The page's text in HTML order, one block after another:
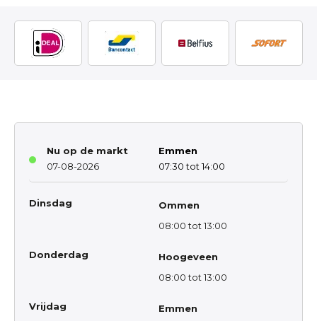
Nu op de markt
07-08-2026
Emmen
07:30 tot 14:00
Dinsdag
Ommen
08:00 tot 13:00
Donderdag
Hoogeveen
08:00 tot 13:00
Vrijdag
Emmen